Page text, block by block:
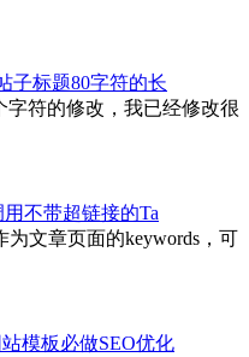
子标题80字符的长
字符的修改，我已经修改很
用不带超链接的Ta
为文章页面的keywords，可
模板必做SEO优化